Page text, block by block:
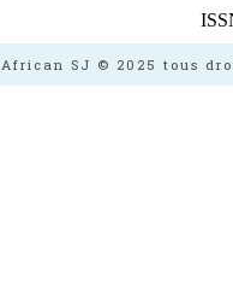
African SJ © 2025 tous